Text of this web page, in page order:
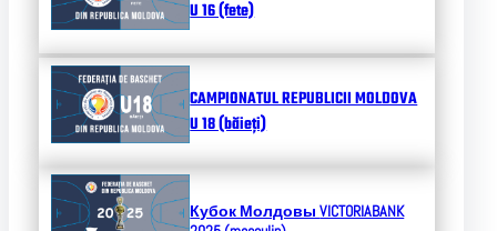
U 16 (fete)
CAMPIONATUL REPUBLICII MOLDOVA
U 18 (băieți)
Кубок МолдовыVICTORIABANK